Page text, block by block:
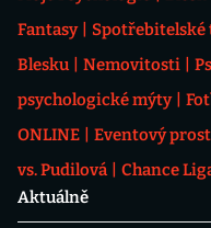
Fantasy
Spotřebitelské
Blesku
Nemovitosti
psychologické mýty
ONLINE
Eventový
vs. Pudilová
Chance
Aktuálně